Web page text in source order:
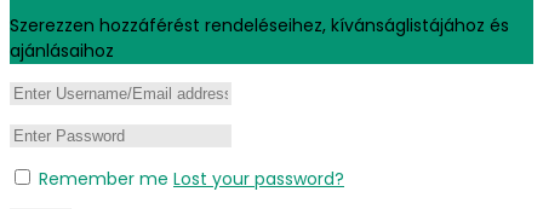
Szerezzen hozzáférést rendeléseihez, kívánságlistájához és
ajánlásaihoz
Remember me Lost your password?